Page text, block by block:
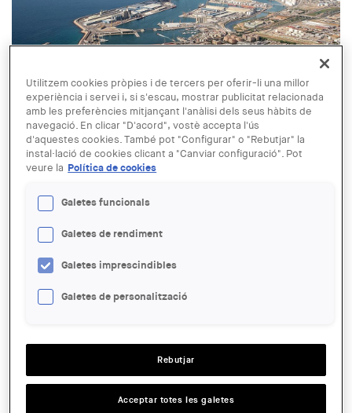
Vista aèria de Tarragona
23 OCT
Conferència | L’habitatge a
de Tarragona
ENTITAT ORGANITZADORA:
Centre Obert d’Arquitectura, COAC
LLOC:
Utilitzem cookies pròpies i de tercers per oferir-li una millor
experiència i servei i, si s'escau, mostrar publicitat relacionada
amb les preferències mitjançant l'anàlisi dels seus hàbits de
navegació. En clicar "D'acord", vostè accepta l'ús
d'aquestes cookies. També pot "Configurar" o "Rebutjar" la
instal·lació de cookies clicant a "Canviar configuració". Pot
veure la Política de cookies
Galetes funcionals
Galetes de rendiment
Galetes imprescindibles
Galetes de personalització
Rebutjar
Acceptar totes les galetes